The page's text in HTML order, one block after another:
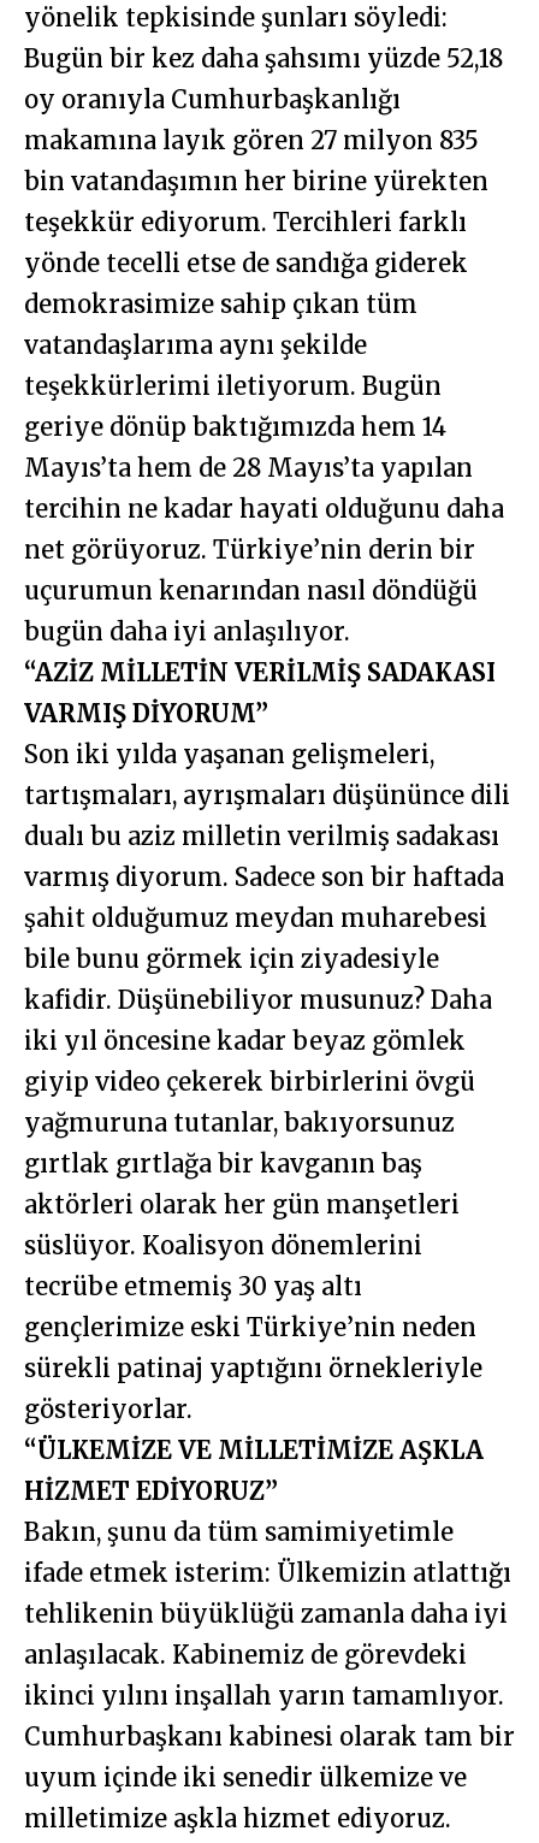
yönelik tepkisinde şunları söyledi:
Bugün bir kez daha şahsımı yüzde 52,18
oy oranıyla Cumhurbaşkanlığı
makamına layık gören 27 milyon 835
bin vatandaşımın her birine yürekten
teşekkür ediyorum. Tercihleri farklı
yönde tecelli etse de sandığa giderek
demokrasimize sahip çıkan tüm
vatandaşlarıma aynı şekilde
teşekkürlerimi iletiyorum. Bugün
geriye dönüp baktığımızda hem 14
Mayıs’ta hem de 28 Mayıs’ta yapılan
tercihin ne kadar hayati olduğunu daha
net görüyoruz. Türkiye’nin derin bir
uçurumun kenarından nasıl döndüğü
bugün daha iyi anlaşılıyor.
“AZİZ MİLLETİN VERİLMİŞ SADAKASI
VARMIŞ DİYORUM”
Son iki yılda yaşanan gelişmeleri,
tartışmaları, ayrışmaları düşününce dili
dualı bu aziz milletin verilmiş sadakası
varmış diyorum. Sadece son bir haftada
şahit olduğumuz meydan muharebesi
bile bunu görmek için ziyadesiyle
kafidir. Düşünebiliyor musunuz? Daha
iki yıl öncesine kadar beyaz gömlek
giyip video çekerek birbirlerini övgü
yağmuruna tutanlar, bakıyorsunuz
gırtlak gırtlağa bir kavganın baş
aktörleri olarak her gün manşetleri
süslüyor. Koalisyon dönemlerini
tecrübe etmemiş 30 yaş altı
gençlerimize eski Türkiye’nin neden
sürekli patinaj yaptığını örnekleriyle
gösteriyorlar.
“ÜLKEMİZE VE MİLLETİMİZE AŞKLA
HİZMET EDİYORUZ”
Bakın, şunu da tüm samimiyetimle
ifade etmek isterim: Ülkemizin atlattığı
tehlikenin büyüklüğü zamanla daha iyi
anlaşılacak. Kabinemiz de görevdeki
ikinci yılını inşallah yarın tamamlıyor.
Cumhurbaşkanı kabinesi olarak tam bir
uyum içinde iki senedir ülkemize ve
milletimize aşkla hizmet ediyoruz.